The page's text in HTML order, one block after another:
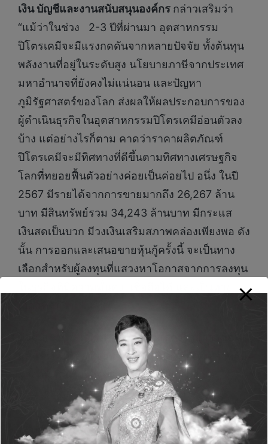
เงิน บัญชีและงานสนับสนุนองค์กร กล่าวเสริมว่า
“แม้ว่าในช่วง 2-3 ปีที่ผ่านมา อุตสาหกรรม
ปิโตรเคมีจะมีแรงกดดันจากหลายปัจจัย ทั้งต้นทุน
พลังงานที่อยู่ในระดับสูง นโยบายภาษีจากประเทศ
มหาอำนาจที่ยังคงไม่แน่นอน และปัญหา
ภูมิรัฐศาสตร์ของโลก ส่งผลให้ผลประกอบการของ
ผู้ดำเนินธุรกิจในอุตสาหกรรมปิโตรเคมีอ่อนตัวลง
บ้าง แต่อย่างไรก็ตาม คาดว่าราคาผลิตภัณฑ์
ปิโตรเคมีจะมีทิศทางที่ดีขึ้นตามทิศทางเศรษฐกิจ
โลกที่ทยอยฟื้นตัวอย่างค่อยเป็นค่อยไป อนึ่ง ในปี
2567 มีรายได้จากการขายมากถึง 26,267 ล้าน
บาท มีสินทรัพย์รวม 34,243 ล้านบาท มีกระแส
เงินสดเป็นบวก มีวงเงินเสริมสภาพคล่องเพียงพอ ดัง
นั้น การออกและเสนอขายหุ้นกู้ครั้งนี้ จะเป็นทาง
เลือกสำหรับผู้ลงทุนที่แสวงหาโอกาสจากการลงทุน
ปัจจุบัน อยู่ระหว่างการยื่นแบบแสดงรายการข้อมูล
และร่างหนังสือชี้ชวนซึ่งยังไม่มีผลใช้บังคับ สำหรับ
ผู้ลงทุนที่สนใจจองซื้อหุ้นกู้ HMC Polymers
สามารถศึกษารายละเอียดเพิ่มเติมได้ที่
www.sec.or.thหรือติดต่อผ่านผู้จัดการการจัด
จำหน่ายหุ้นกู้ ดังต่อไปนี้